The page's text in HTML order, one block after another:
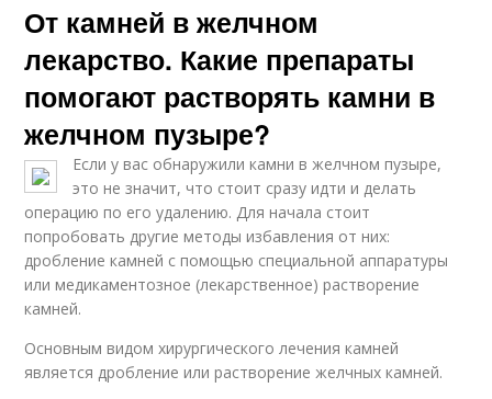
От камней в желчном
лекарство. Какие препараты
помогают растворять камни в
желчном пузыре?
Если у вас обнаружили камни в желчном пузыре,
это не значит, что стоит сразу идти и делать
операцию по его удалению. Для начала стоит
попробовать другие методы избавления от них:
дробление камней с помощью специальной аппаратуры
или медикаментозное (лекарственное) растворение
камней.
Основным видом хирургического лечения камней
является дробление или растворение желчных камней.